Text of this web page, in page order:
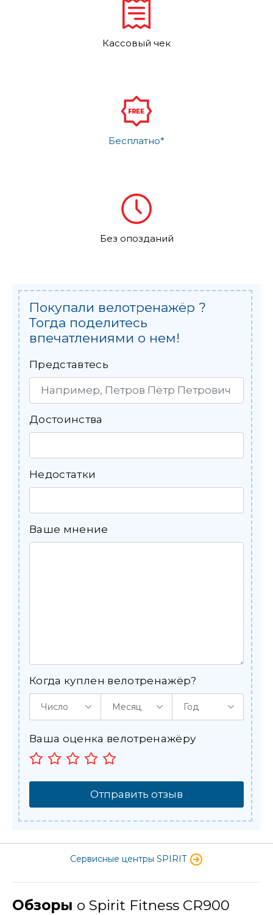
Кассовый чек
Бесплатно*
Без опозданий
Покупали велотренажёр ?
Тогда поделитесь
впечатлениями о нем!
Представтесь
Достоинства
Недостатки
Ваше мнение
Ваша оценка велотренажёру
Когда куплен велотренажёр?
Число Месяц Год
Отправить отзыв
Сервисные центры SPIRIT
Обзоры о Spirit Fitness CR900